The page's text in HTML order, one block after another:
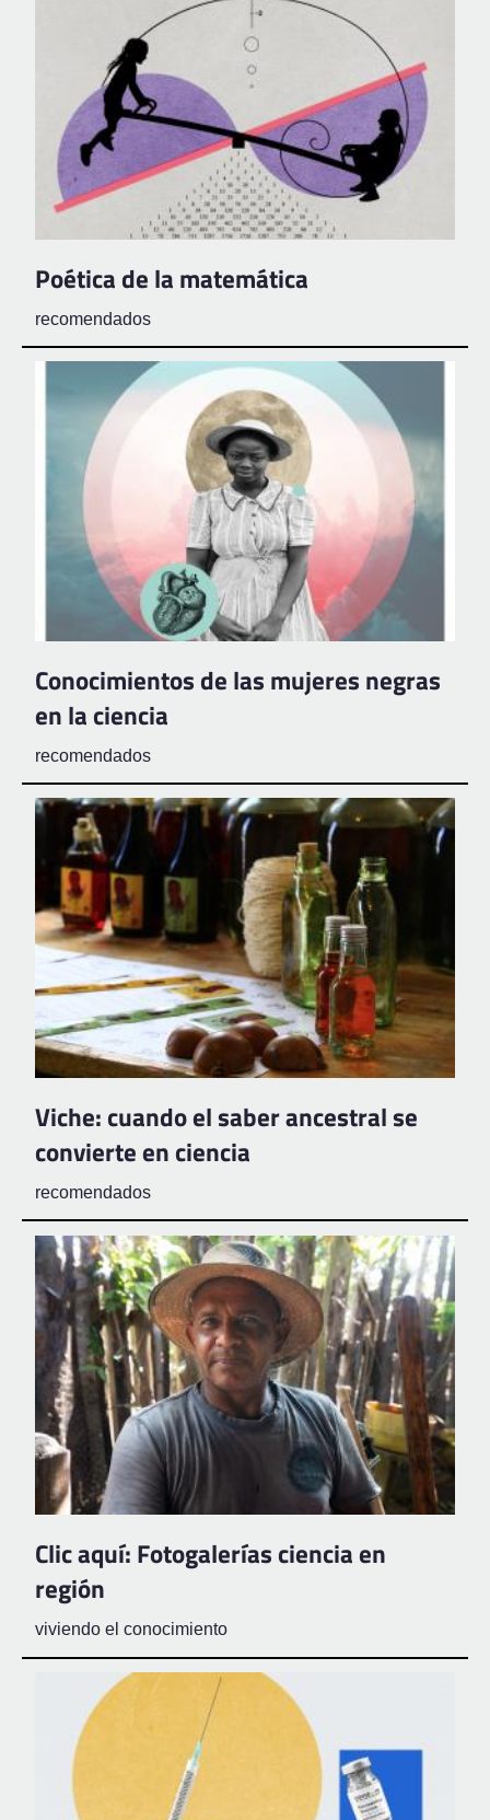
Poética de la matemática
recomendados
Conocimientos de las mujeres negras
en la ciencia
recomendados
Viche: cuando el saber ancestral se
convierte en ciencia
recomendados
Clic aquí: Fotogalerías ciencia en
región
viviendo el conocimiento